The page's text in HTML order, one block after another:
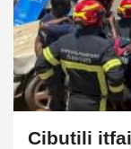
Cibutili